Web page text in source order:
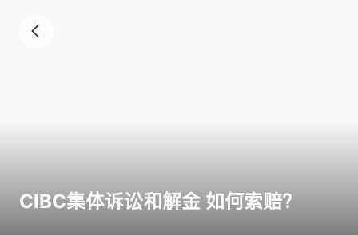
CIBC集体诉讼和解金 如何索赔？